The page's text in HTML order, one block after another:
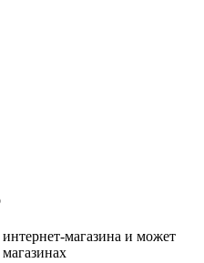
магазина и может